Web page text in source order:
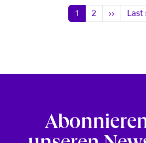
Seitennummerierung
Seite
1 Seite
2 Nächste
›› Last